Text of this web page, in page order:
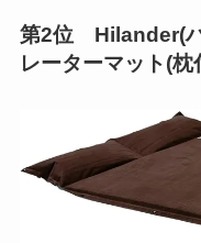
第2位 Hilander(ハ
レーターマット(